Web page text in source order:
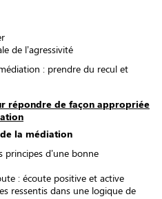
de l’agressivité
: prendre du recul et
répondre de façon appropriée
la médiation
principes d’une bonne
: écoute positive et active
ressentis dans une logique de